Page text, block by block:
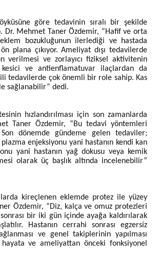
göre tedavinin sıralı bir şekilde
Dr. Mehmet Taner Özdemir, “Hafif ve orta
bozukluğunun ilerlediği ve hastada
plana çıkıyor. Ameliyat dışı tedavilerde
ve zorlayıcı fiziksel aktivitenin
ve antienflamatuvar ilaçlardan da
tedavilerde çok önemli bir role sahip. Kas
sağlanabilir” dedi.
hızlandırılması için son zamanlarda
Taner Özdemir, “Bu tedavi yöntemleri
dönemde gündeme gelen tedaviler;
enjeksiyonu yani hastanın kendi kan
yani hastanın yağ dokusu veya kemik
olarak üç başlık altında incelenebilir”
kireçlenen eklemde protez ile yüzey
Özdemir, “Diz, kalça ve omuz protezleri
bir iki gün içinde ayağa kaldırılarak
Hastanın cerrahi sonrası egzersiz
ve genel takiplerinin yapılması
ve ameliyattan önceki fonksiyonel